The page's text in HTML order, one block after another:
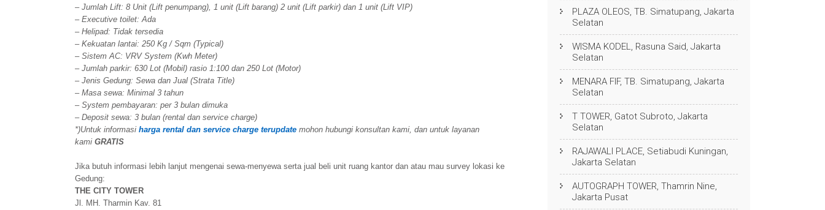
– Jumlah Lift: 8 Unit (Lift penumpang), 1 unit (Lift barang) 2 unit (Lift parkir) dan 1 unit (Lift VIP)
– Executive toilet: Ada
– Helipad: Tidak tersedia
– Kekuatan lantai: 250 Kg / Sqm (Typical)
– Sistem AC: VRV System (Kwh Meter)
– Jumlah parkir: 630 Lot (Mobil) rasio 1:100 dan 250 Lot (Motor)
– Jenis Gedung: Sewa dan Jual (Strata Title)
– Masa sewa: Minimal 3 tahun
– System pembayaran: per 3 bulan dimuka
– Deposit sewa: 3 bulan (rental dan service charge)
*)Untuk informasi harga rental dan service charge terupdate mohon hubungi konsultan kami, dan untuk layanan
kami GRATIS
Jika butuh informasi lebih lanjut mengenai sewa-menyewa serta jual beli unit ruang kantor dan atau mau survey lokasi ke
Gedung:
THE CITY TOWER
Jl. MH. Tharmin Kav. 81
PLAZA OLEOS, TB. Simatupang, Jakarta
Selatan
WISMA KODEL, Rasuna Said, Jakarta
Selatan
MENARA FIF, TB. Simatupang, Jakarta
Selatan
T TOWER, Gatot Subroto, Jakarta
Selatan
RAJAWALI PLACE, Setiabudi Kuningan,
Jakarta Selatan
AUTOGRAPH TOWER, Thamrin Nine,
Jakarta Pusat